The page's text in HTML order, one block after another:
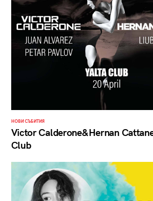
НОВИ СЪБИТИЯ
Victor Calderone&Hernan
Club